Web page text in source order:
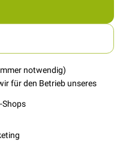
notwendig)
für den Betrieb unseres
Shops
20cm lang,
Metall, Zipper aus
Lederband